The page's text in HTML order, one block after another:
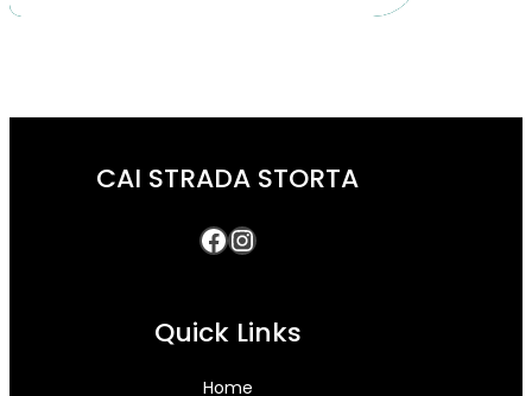
CAI STRADA STORTA
Quick Links
Home